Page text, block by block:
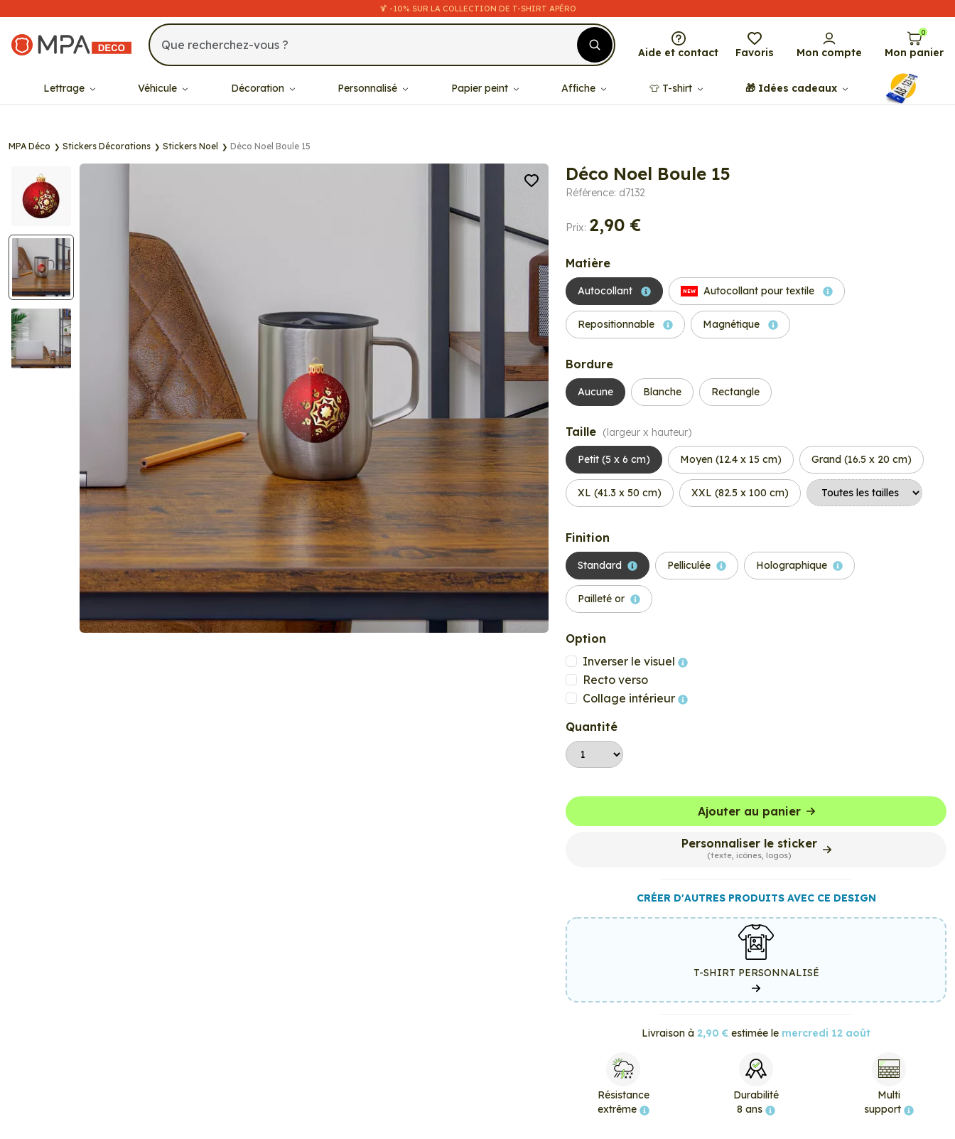
🍹 -10% SUR LA COLLECTION DE T-SHIRT APÉRO
MPA Déco
Aide et contact Favoris Mon compte
0
Mon panier
Lettrage Véhicule Décoration Personnalisé Papier peint Affiche 👕​​ T-shirt 🎁​ Idées cadeaux
MPA Déco Stickers Décorations Stickers Noel Déco Noel Boule 15
Déco Noel Boule 15
Référence: d7132
Prix: 2,90 €
Matière
Autocollant NEW Autocollant pour textile
Repositionnable Magnétique
Bordure
Aucune Blanche Rectangle
Taille (largeur x hauteur)
Petit (5 x 6 cm) Moyen (12.4 x 15 cm) Grand (16.5 x 20 cm)
XL (41.3 x 50 cm) XXL (82.5 x 100 cm)
Finition
Standard Pelliculée Holographique
Pailleté or
Option
Inverser le visuel
Recto verso
Collage intérieur
Quantité
Ajouter au panier
Personnaliser le sticker
(texte, icônes, logos)
CRÉER D'AUTRES PRODUITS AVEC CE DESIGN
T-SHIRT PERSONNALISÉ
Livraison à 2,90 € estimée le mercredi 12 août
Résistance
extrême
Durabilité
8 ans
Multi
support